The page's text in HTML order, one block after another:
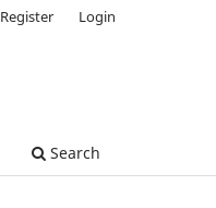
Search
Register Login